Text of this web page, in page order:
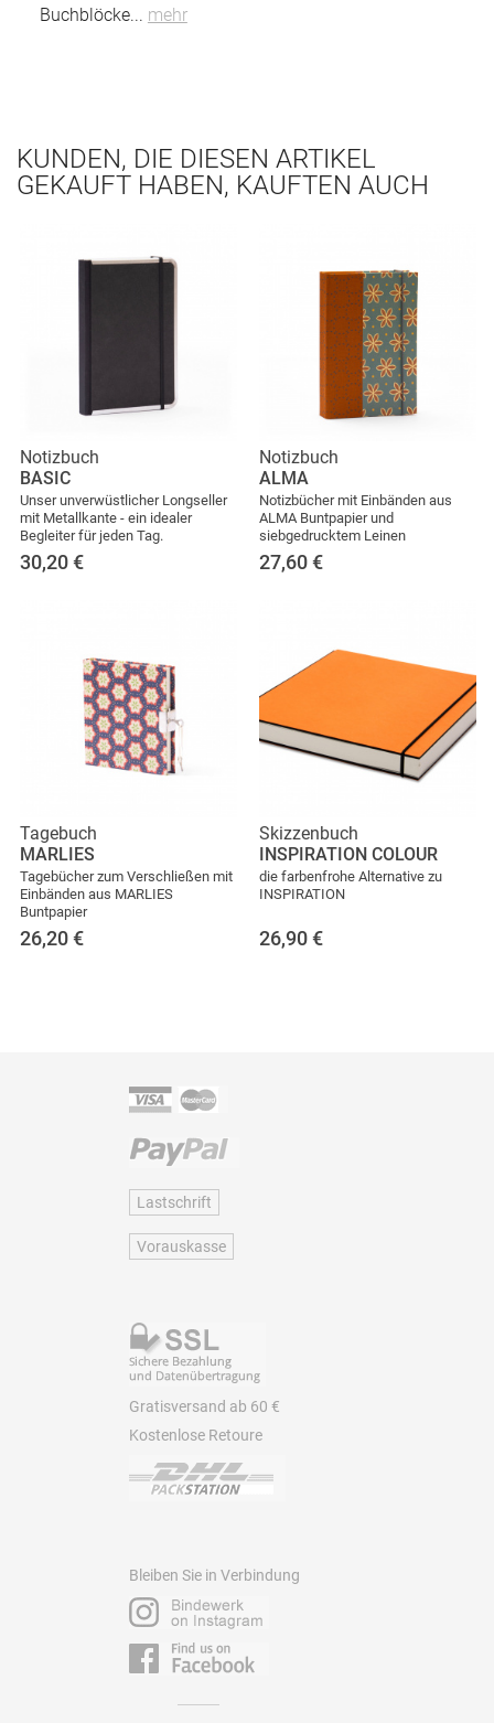
Buchblöcke... mehr
KUNDEN, DIE DIESEN ARTIKEL
GEKAUFT HABEN, KAUFTEN AUCH
Notizbuch
BASIC
Unser unverwüstlicher Longseller
mit Metallkante - ein idealer
Begleiter für jeden Tag.
30,20 €
Notizbuch
ALMA
Notizbücher mit Einbänden aus
ALMA Buntpapier und
siebgedrucktem Leinen
27,60 €
Tagebuch
MARLIES
Tagebücher zum Verschließen mit
Einbänden aus MARLIES
Buntpapier
26,20 €
Skizzenbuch
INSPIRATION COLOUR
die farbenfrohe Alternative zu
INSPIRATION
26,90 €
Lastschrift
Vorauskasse
Gratisversand ab 60 €
Kostenlose Retoure
Bleiben Sie in Verbindung